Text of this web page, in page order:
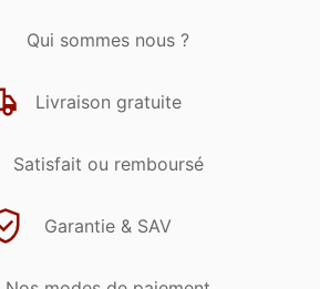
Qui sommes nous ?
Livraison gratuite
Satisfait ou remboursé
Garantie & SAV